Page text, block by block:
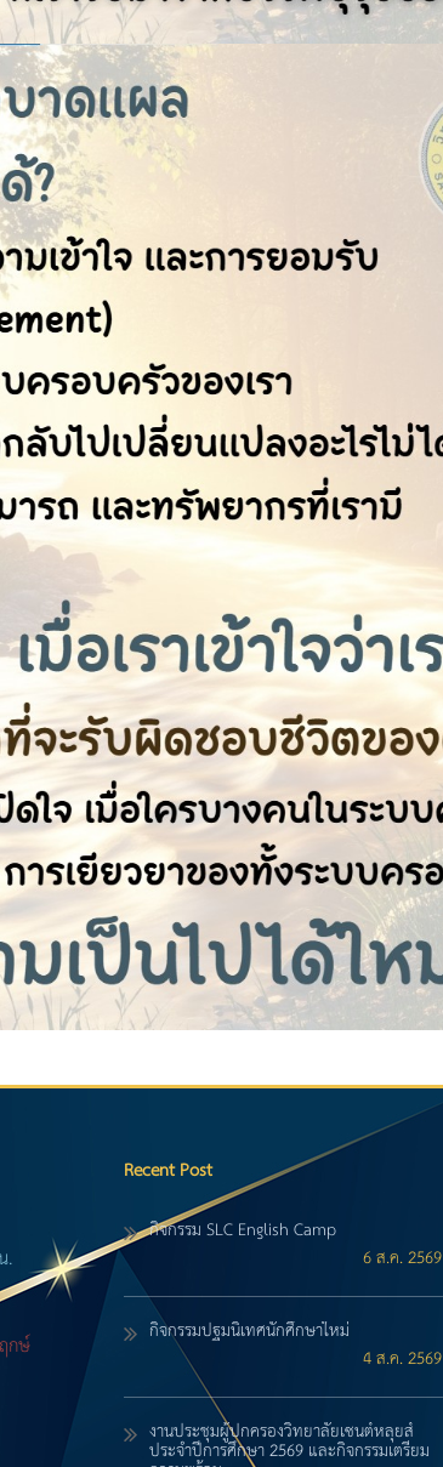
.
กษ์
Recent Post
กิจกรรม SLC English Camp
6 ส.ค. 2569
กิจกรรมปฐมนิเทศนักศึกษาใหม่
4 ส.ค. 2569
งานประชุมผู้ปกครองวิทยาลัยเซนต์หลุยส์
ประจำปีการศึกษา 2569 และกิจกรรมเตรียม